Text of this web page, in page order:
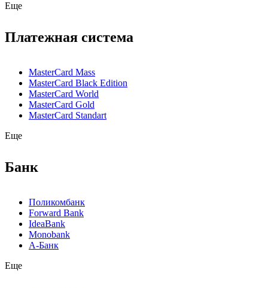
Еще
Платежная система
MasterCard Mass
MasterCard Black Edition
MasterCard World
MasterCard Gold
MasterCard Standart
Еще
Банк
Поликомбанк
Forward Bank
IdeaBank
Monobank
А-Банк
Еще